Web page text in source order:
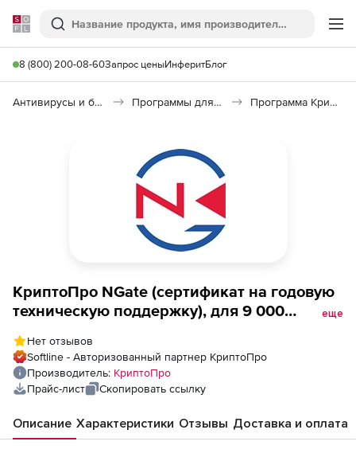
Softline
Поиск
8 (800) 200-08-60Запрос ценыИнферитБлог
Антивирусы и безопасность Программы для защиты информации Программа КриптоПро NGate
КриптоПро NGate (сертификат на годовую
техническую поддержку), для 9 000
еще
Нет отзывов
Softline - Авторизованный партнер КриптоПро
Производитель: КриптоПро
Прайс-лист
Скопировать ссылку
Описание Характеристики Отзывы Доставка и оплата